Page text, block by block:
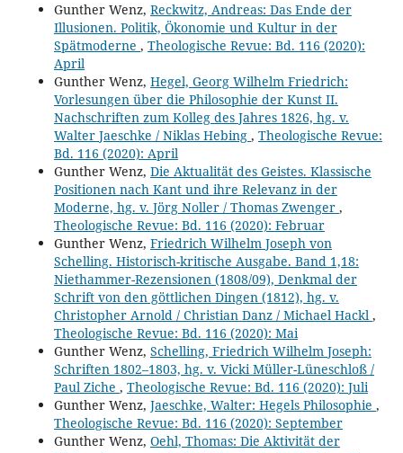
Gunther Wenz, Reckwitz, Andreas: Das Ende der
Illusionen. Politik, Ökonomie und Kultur in der
Spätmoderne , Theologische Revue: Bd. 116 (2020):
April
Gunther Wenz, Hegel, Georg Wilhelm Friedrich:
Vorlesungen über die Philosophie der Kunst II.
Nachschriften zum Kolleg des Jahres 1826, hg. v.
Walter Jaeschke / Niklas Hebing , Theologische Revue:
Bd. 116 (2020): April
Gunther Wenz, Die Aktualität des Geistes. Klassische
Positionen nach Kant und ihre Relevanz in der
Moderne, hg. v. Jörg Noller / Thomas Zwenger ,
Theologische Revue: Bd. 116 (2020): Februar
Gunther Wenz, Friedrich Wilhelm Joseph von
Schelling. Historisch-kritische Ausgabe. Band 1,18:
Niethammer-Rezensionen (1808/09), Denkmal der
Schrift von den göttlichen Dingen (1812), hg. v.
Christopher Arnold / Christian Danz / Michael Hackl ,
Theologische Revue: Bd. 116 (2020): Mai
Gunther Wenz, Schelling, Friedrich Wilhelm Joseph:
Schriften 1802–1803, hg. v. Vicki Müller-Lüneschloß /
Paul Ziche , Theologische Revue: Bd. 116 (2020): Juli
Gunther Wenz, Jaeschke, Walter: Hegels Philosophie ,
Theologische Revue: Bd. 116 (2020): September
Gunther Wenz, Oehl, Thomas: Die Aktivität der